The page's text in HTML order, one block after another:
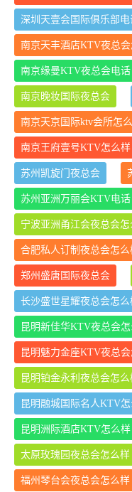
深圳天壹会国际俱乐部电
南京天丰酒店KTV夜总
南京缘曼KTV夜总会电话
南京晚妆国际夜总会
南京天京国际ktv会所怎
南京王府壹号KTV怎么样
苏州凯旋门夜总会
苏州亚洲万丽会KTV电话
宁波亚洲甬江会夜总会怎
合肥私人订制夜总会怎么
郑州盛唐国际夜总会
长沙盛世星耀夜总会怎么
昆明新佳华KTV夜总会
昆明魅力金座KTV夜总
昆明铂金永利夜总会怎么
昆明融城国际名人KTV
昆明洲际酒店KTV怎么样
太原玫瑰园夜总会怎么样
福州琴台会夜总会怎么样